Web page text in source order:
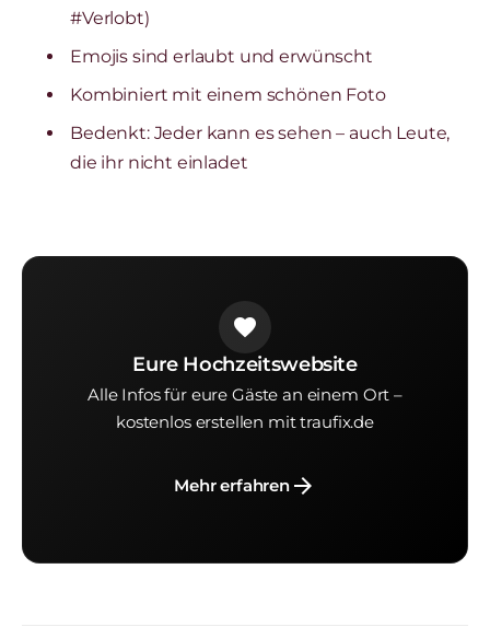
#Verlobt)
Emojis sind erlaubt und erwünscht
Kombiniert mit einem schönen Foto
Bedenkt: Jeder kann es sehen – auch Leute,
die ihr nicht einladet
favorite
Eure Hochzeitswebsite
Alle Infos für eure Gäste an einem Ort –
kostenlos erstellen mit traufix.de
Mehr erfahrenarrow_forward